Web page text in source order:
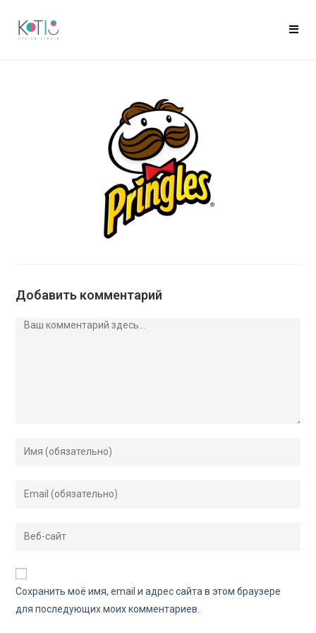
Добавить комментарий
Сохранить моё имя, email и адрес сайта в этом браузере
для последующих моих комментариев.